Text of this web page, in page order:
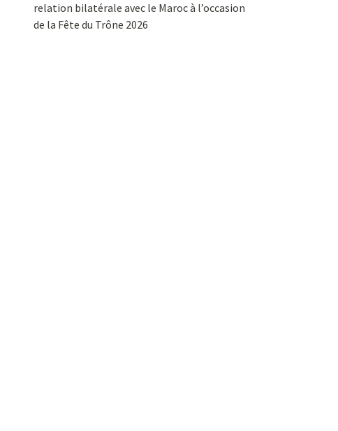
relation bilatérale avec le Maroc à l’occasion
de la Fête du Trône 2026